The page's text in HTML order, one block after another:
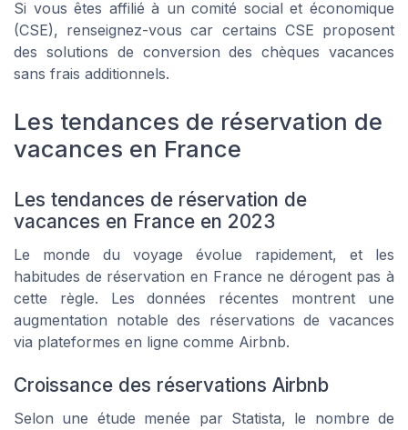
Si vous êtes affilié à un comité social et économique
(CSE), renseignez-vous car certains CSE proposent
des solutions de conversion des chèques vacances
sans frais additionnels.
Les tendances de réservation de
vacances en France
Les tendances de réservation de
vacances en France en 2023
Le monde du voyage évolue rapidement, et les
habitudes de réservation en France ne dérogent pas à
cette règle. Les données récentes montrent une
augmentation notable des réservations de vacances
via plateformes en ligne comme Airbnb.
Croissance des réservations Airbnb
Selon une étude menée par Statista, le nombre de